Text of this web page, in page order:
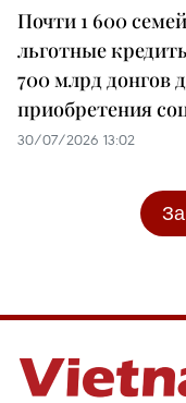
Почти 1 600
льготные
700 млрд донгов
приобретения
30/07/2026 13:02